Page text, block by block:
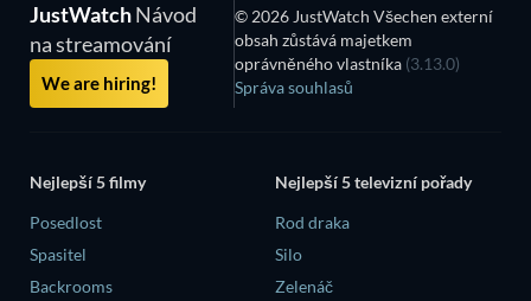
JustWatchNávod
na streamování
We are hiring!
© 2026 JustWatch Všechen externí
obsah zůstává majetkem
oprávněného vlastníka (3.13.0)
Správa souhlasů
Nejlepší 5 filmy
Posedlost
Spasitel
Backrooms
Nejlepší 5 televizní pořady
Rod draka
Silo
Zelenáč